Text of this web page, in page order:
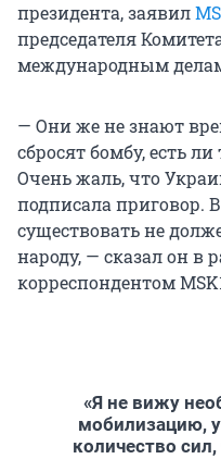
президента, заявил
председателя
международным
— Они же не знают
сбросят бомбу, есть
Очень жаль, что
подписала приговор.
существовать не
народу, — сказал он в
корреспондентом
«Я не вижу
мобилизацию,
количество